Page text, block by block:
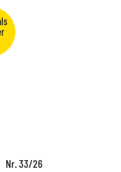
Nr. 33/26